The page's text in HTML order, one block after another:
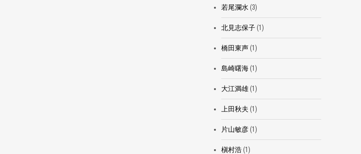
若尾瀾水 (3)
北見志保子(1)
橋田東声(1)
島崎曙海(1)
大江満雄(1)
上田秋夫 (1)
片山敏彦(1)
槇村浩(1)